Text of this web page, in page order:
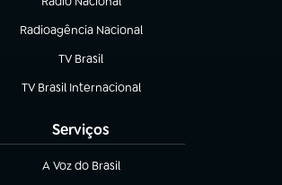
Radioagência Nacional
(abre em nova aba)
TV Brasil
(abre em nova aba)
TV Brasil Internacional
(abre em nova aba)
Serviços
A Voz do Brasil
(abre em nova aba)